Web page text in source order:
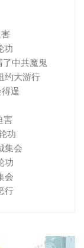
功
了中共魔鬼
约大游行
逞
害
功
集会
功
会
行